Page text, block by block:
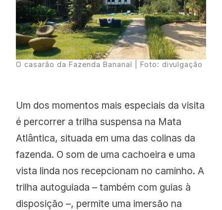
O casarão da Fazenda Bananal | Foto: divulgação
Um dos momentos mais especiais da visita
é percorrer a trilha suspensa na Mata
Atlântica, situada em uma das colinas da
fazenda. O som de uma cachoeira e uma
vista linda nos recepcionam no caminho. A
trilha autoguiada – também com guias à
disposição –, permite uma imersão na